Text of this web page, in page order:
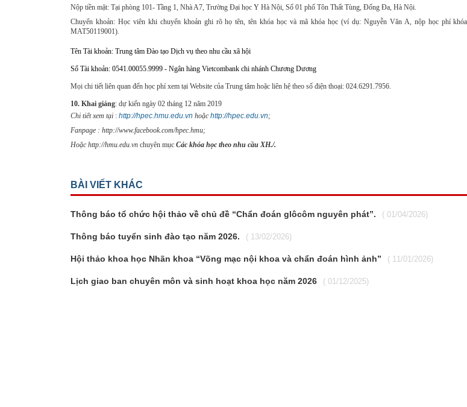
Nộp tiền mặt: Tại phòng 101- Tầng 1, Nhà A7, Trường Đại học Y Hà Nội, Số 01 phố Tôn Thất Tùng, Đống Đa, Hà Nội.
Chuyển khoản: Học viên khi chuyển khoản ghi rõ họ tên, tên khóa học và mã khóa học (ví dụ: Nguyễn Văn A, nộp học phí
MAT50119001).
Tên Tài khoản: Trung tâm Đào tạo Dịch vụ theo nhu cầu xã hội
Số Tài khoản: 0541.00055.9999 - Ngân hàng Vietcombank chi nhánh Chương Dương
Mọi chi tiết liên quan đến học phí xem tại Website của Trung tâm hoặc liên hệ theo số điện thoại: 024.6291.7956.
10. Khai giảng: dự kiến ngày 02 tháng 12 năm 2019
Chi tiết xem tại : http://hpec.hmu.edu.vn hoặc http://hpec.edu.vn;
Fanpage : http://www.facebook.com/hpec.hmu;
Hoặc http://hmu.edu.vn chuyên mục Các khóa học theo nhu cầu XH./.
BÀI VIẾT KHÁC
Thông báo tổ chức hội thảo về chủ đề “Chẩn đoán glôcôm nguyên phát”. ( 01/04/2026)
Thông báo tuyển sinh đào tạo năm 2026. ( 13/02/2026)
Hội thảo khoa học Nhãn khoa “Võng mạc nội khoa và chẩn đoán hình ảnh” ( 11/01/2026)
Lịch giao ban chuyên môn và sinh hoạt khoa học năm 2026 ( 01/12/2025)